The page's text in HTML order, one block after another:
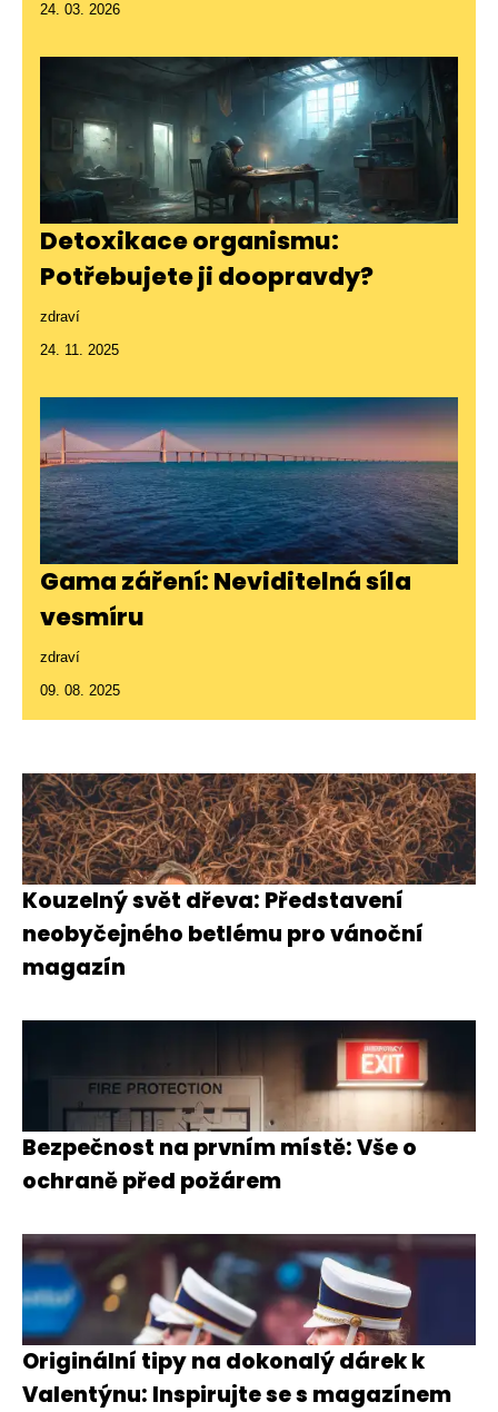
24. 03. 2026
Detoxikace organismu:
Potřebujete ji doopravdy?
zdraví
24. 11. 2025
Gama záření: Neviditelná síla
vesmíru
zdraví
09. 08. 2025
Kouzelný svět dřeva: Představení
neobyčejného betlému pro vánoční
magazín
Bezpečnost na prvním místě: Vše o
ochraně před požárem
Originální tipy na dokonalý dárek k
Valentýnu: Inspirujte se s magazínem